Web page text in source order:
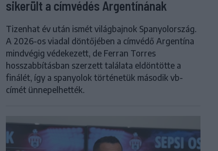
sikerült a címvédés Argentínának
Tizenhat év után ismét világbajnok Spanyolország.
A 2026-os viadal döntőjében a címvédő Argentína
mindvégig védekezett, de Ferran Torres
hosszabbításban szerzett találata eldöntötte a
finálét, így a spanyolok történetük második vb-
címét ünnepelhették.